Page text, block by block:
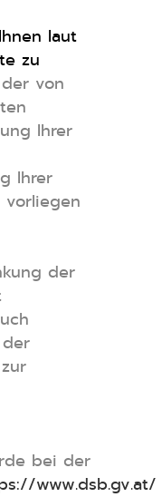
laut
zu
von
Ihrer
Ihrer
vorliegen
der
bei der
www.dsb.gv.at/